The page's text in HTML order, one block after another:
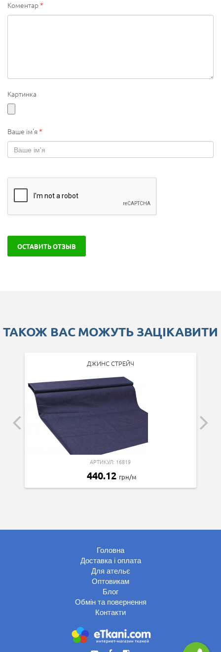
Коментар*
Картинка
Ваше ім'я*
ОСТАВИТЬ ОТЗЫВ
ТАКОЖ ВАС МОЖУТЬ ЗАЦІКАВИТИ
ДЖИНС СТРЕЙЧ
АРТИКУЛ: 16819
440.12 грн/м
Головна
Доставка і оплата
Для ательє
Оптовикам
Блог
Обмін та повернення
Контакти